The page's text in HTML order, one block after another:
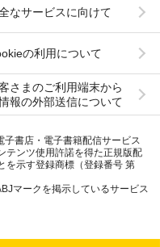
なサービスに向けて
の利用について
さまのご利用端末から
報の外部送信について
子書店・電子書籍配信サービス
テンツ使用許諾を得た正規版配
を示す登録商標（登録番号 第
マークを掲示しているサービス